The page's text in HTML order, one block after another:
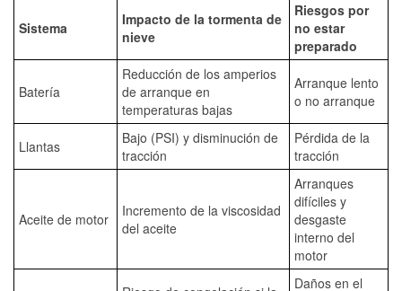
Sistema
Impacto de la tormenta de
nieve
Riesgos por
no estar
preparado
Batería
Reducción de los amperios
de arranque en
temperaturas bajas
Arranque lento
o no arranque
Llantas
Bajo (PSI) y disminución de
tracción
Pérdida de la
tracción
Aceite de motor
Incremento de la viscosidad
del aceite
Arranques
difíciles y
desgaste
interno del
motor
Daños en el